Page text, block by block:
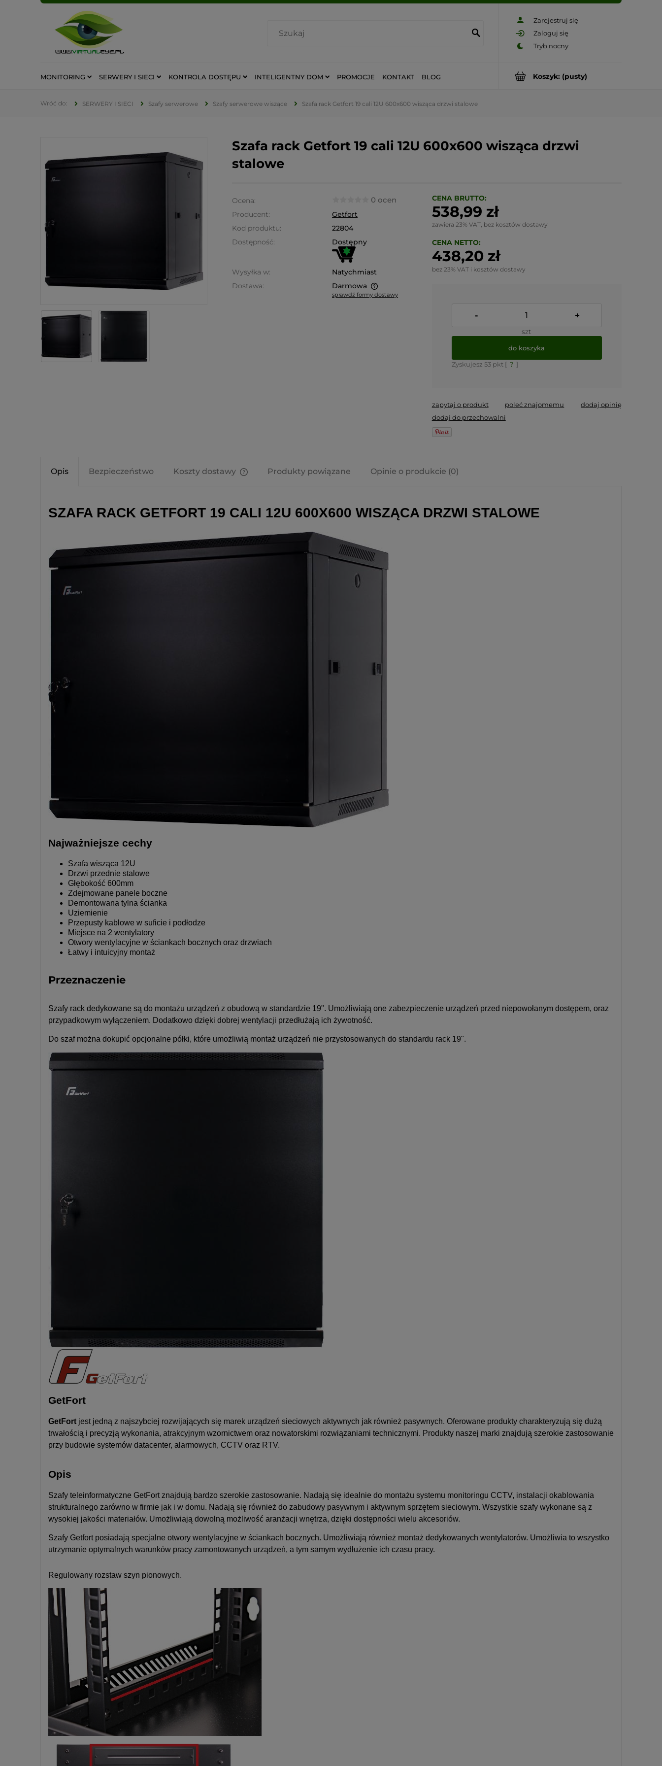
Zarejestruj się
Zaloguj się
Koszyk: (pusty)
MONITORING SERWERY I SIECI KONTROLA DOSTĘPU INTELIGENTNY DOM PROMOCJE KONTAKT BLOG
SERWERY I SIECI Szafy serwerowe Szafy serwerowe wiszące Szafa rack Getfort 19 cali 12U 600x600 wisząca drzwi stalowe
Szafa rack Getfort 19 cali 12U 600x600 wisząca drzwi
stalowe
Ocena: 0 ocen
Producent:
Getfort
Kod produktu:
22804
Dostępność:
Dostępny
Wysyłka w:
Natychmiast
Dostawa:
Darmowa
sprawdź formy dostawy
CENA BRUTTO:
538,99 zł
zawiera 23% VAT, bez kosztów dostawy
CENA NETTO:
438,20 zł
bez 23% VAT i kosztów dostawy
- +
szt
do koszyka
Zyskujesz 53pkt [ ? ]
zapytaj o produkt poleć znajomemu
dodaj opinię
dodaj do przechowalni
Opis Bezpieczeństwo Koszty dostawy Produkty powiązane Opinie o produkcie (0)
SZAFA RACK GETFORT 19 CALI 12U 600X600 WISZĄCA DRZWI STALOWE
Najważniejsze cechy
Szafa wisząca 12U
Drzwi przednie stalowe
Głębokość 600mm
Zdejmowane panele boczne
Demontowana tylna ścianka
Uziemienie
Przepusty kablowe w suficie i podłodze
Miejsce na 2 wentylatory
Otwory wentylacyjne w ściankach bocznych oraz drzwiach
Łatwy i intuicyjny montaż
Przeznaczenie
Szafy rack dedykowane są do montażu urządzeń z obudową w standardzie 19". Umożliwiają one zabezpieczenie urządzeń przed niepowołanym dostępem, oraz
przypadkowym wyłączeniem. Dodatkowo dzięki dobrej wentylacji przedłużają ich żywotność.
Do szaf można dokupić opcjonalne półki, które umożliwią montaż urządzeń nie przystosowanych do standardu rack 19".
GetFort
GetFort jest jedną z najszybciej rozwijających się marek urządzeń sieciowych aktywnych jak również pasywnych. Oferowane produkty charakteryzują się dużą
trwałością i precyzją wykonania, atrakcyjnym wzornictwem oraz nowatorskimi rozwiązaniami technicznymi. Produkty naszej marki znajdują szerokie zastosowanie
przy budowie systemów datacenter, alarmowych, CCTV oraz RTV.
Opis
Szafy teleinformatyczne GetFort znajdują bardzo szerokie zastosowanie. Nadają się idealnie do montażu systemu monitoringu CCTV, instalacji okablowania
strukturalnego zarówno w firmie jak i w domu. Nadają się również do zabudowy pasywnym i aktywnym sprzętem sieciowym. Wszystkie szafy wykonane są z
wysokiej jakości materiałów. Umożliwiają dowolną możliwość aranżacji wnętrza, dzięki dostępności wielu akcesoriów.
Szafy Getfort posiadają specjalne otwory wentylacyjne w ściankach bocznych. Umożliwiają również montaż dedykowanych wentylatorów. Umożliwia to wszystko
utrzymanie optymalnych warunków pracy zamontowanych urządzeń, a tym samym wydłużenie ich czasu pracy.
Regulowany rozstaw szyn pionowych.